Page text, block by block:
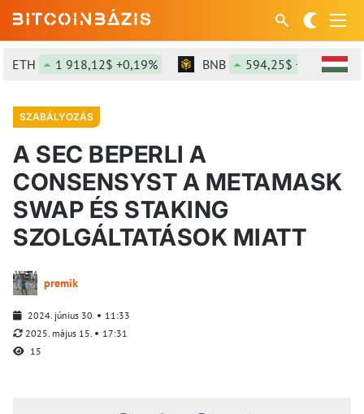
1 918,12$ +0,19% BNB 594,25$ +0,79%
SZABÁLYOZÁS
A SEC BEPERLI A
CONSENSYST A METAMASK
SWAP ÉS STAKING
SZOLGÁLTATÁSOK MIATT
premik
2024. június 30.
11:33
2025. május 15.
17:31
15